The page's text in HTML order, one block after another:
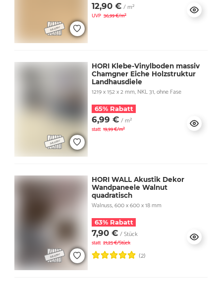
12,90 € / m²
UVP 36,99 €/m²
HORI Klebe-Vinylboden massiv
Chamgner Eiche Holzstruktur
Landhausdiele
1219 x 152 x 2 mm, NKL 31, ohne Fase
65% Rabatt
6,99 € / m²
statt 19,99 €/m²
HORI WALL Akustik Dekor
Wandpaneele Walnut
quadratisch
Walnuss, 600 x 600 x 18 mm
63% Rabatt
7,90 € / Stück
statt 21,25 €/Stück
(2)